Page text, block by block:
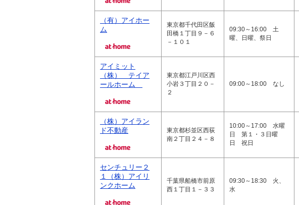
（有）アイホー
ム
東京都千代田区飯
田橋１丁目９－６
－１０１
09:30～16:00 土
曜、日曜、祭日
アイミット
（株） テイア
ールホーム
東京都江戸川区西
小岩３丁目２０－
２
09:00～18:00 なし
（株）アイラン
ド不動産
東京都杉並区西荻
南２丁目２４－８
10:00～17:00 水曜
日 第１・３日曜
日 祝日
センチュリー２
１（株）アイリ
ンクホーム
千葉県船橋市前原
西１丁目１－３３
09:30～18:30 火、
水